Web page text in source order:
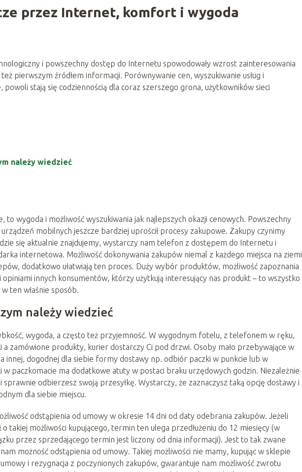
przez Internet, komfort i wygoda
i powszechny dostęp do Internetu spowodowały wzrost zainteresowania
pierwszym źródłem informacji. Porównywanie cen, wyszukiwanie usług i
stają się codziennością dla coraz szerszego grona, użytkowników sieci
należy wiedzieć
to wygoda i możliwość wyszukiwania jak najlepszych okazji cenowych. Powszechny
mobilnych jeszcze bardziej uprościł procesy zakupowe. Zakupy czynimy
się aktualnie znajdujemy, wystarczy nam telefon z dostępem do Internetu i
internetowa. Możliwość dokonywania zakupów niemal z każdego miejsca na ziemi
dodatkowo ułatwiają ten proces. Duży wybór produktów, możliwość zapoznania
opiniami innych konsumentów, którzy użytkują interesujący nas produkt – to wszystko
ten właśnie sposób.
należy wiedzieć
wygoda, a często też przyjemność. W wygodnym fotelu, z telefonem w ręku,
a zamówione produkty, kurier dostarczy Ci pod drzwi. Osoby mało przebywające w
innej, dogodnej dla siebie formy dostawy np. odbiór paczki w punkcie lub w
w paczkomacie ma dodatkowe atuty w postaci braku urzędowych godzin. Niezależnie
odbierzesz swoją przesyłkę. Wystarczy, że zaznaczysz taką opcję dostawy i
dla siebie miejscu.
odstąpienia od umowy w okresie 14 dni od daty odebrania zakupów. Jeżeli
takiej możliwości kupującego, termin ten ulega przedłużeniu do 12 miesięcy (w
przez sprzedającego termin jest liczony od dnia informacji). Jest to tak zwane
możność odstąpienia od umowy. Takiej możliwości nie mamy, kupując w sklepie
i rezygnacja z poczynionych zakupów, gwarantuje nam możliwość zwrotu